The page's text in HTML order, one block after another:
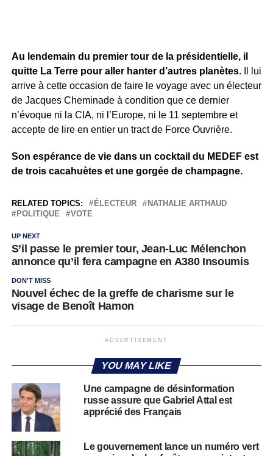
Au lendemain du premier tour de la présidentielle, il
quitte La Terre pour aller hanter d’autres planètes. Il lui
arrive à cette occasion de faire le voyage avec un électeur
de Jacques Cheminade à condition que ce dernier
n’évoque ni la CIA, ni l’Europe, ni le 11 septembre et
accepte de lire en entier un tract de Force Ouvrière.
Son espérance de vie dans un cocktail du MEDEF est
de trois cacahuètes et une gorgée de champagne.
RELATED TOPICS: ÉLECTEUR
NATHALIE ARTHAUD
POLITIQUE
VOTE
UP NEXT
S’il passe le premier tour, Jean-Luc Mélenchon
annonce qu’il fera campagne en A380 Insoumis
DON'T MISS
Nouvel échec de la greffe de charisme sur le
visage de Benoît Hamon
ADVERTISEMENT
YOU MAY LIKE
Une campagne de désinformation
russe assure que Gabriel Attal est
apprécié des Français
Le gouvernement lance un numéro vert